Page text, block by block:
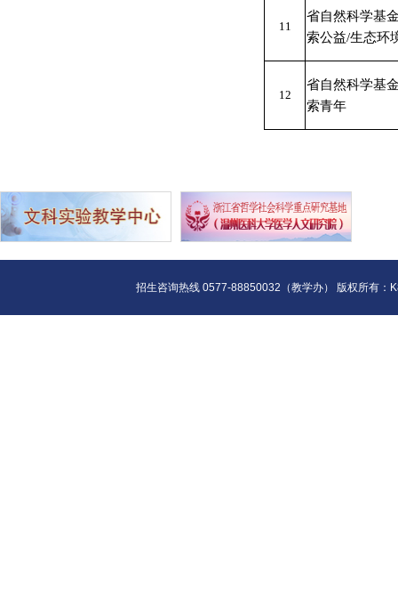
11
省自然科学基
索公益/生态环
12
省自然科学基
索青年
招生咨询热线 0577-88850032（教学办） 版权所有